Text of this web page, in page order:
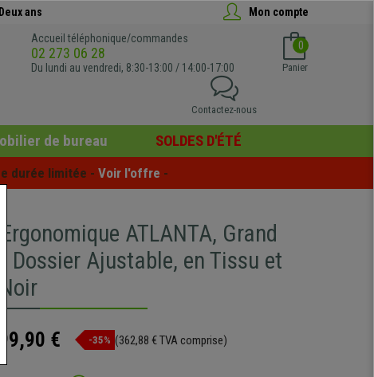
ans Mon compte
Accueil téléphonique/commandes
02 273 06 28
Du lundi au vendredi, 8:30-13:00 / 14:00-17:00
0
Panier
Contactez-nous
de bureau SOLDES D'ÉTÉ
durée limitée - Voir l'offre -
ATLANTA, Grand
Dossier Ajustable, en Tissu et
299,90 € -35% (362,88 € TVA comprise)